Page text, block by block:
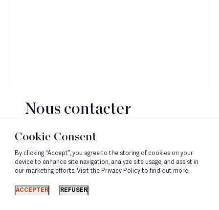
Découvrir
Nous contacter
CONTACT
Cookie Consent
By clicking “Accept”, you agree to the storing of cookies on your
device to enhance site navigation, analyze site usage, and assist in
our marketing efforts. Visit the Privacy Policy to find out more.
ACCEPTER REFUSER